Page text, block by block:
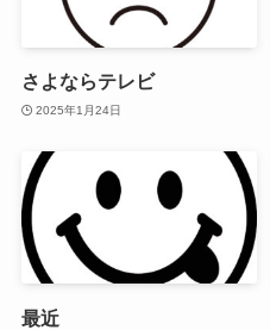
さよならテレビ
2025年1月24日
最近